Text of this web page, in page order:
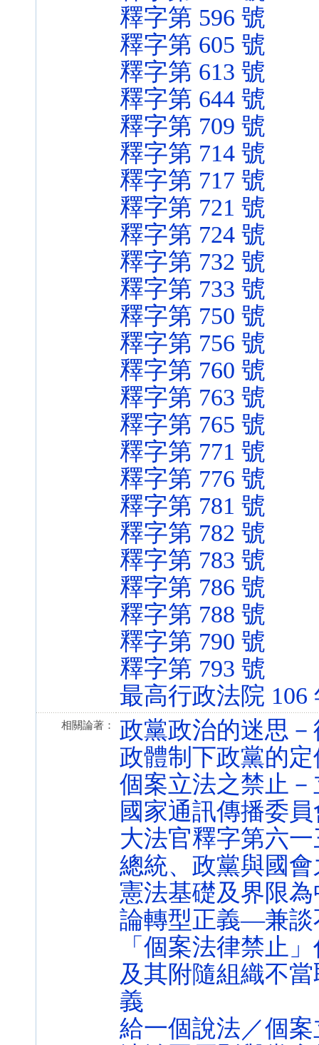
釋字第 596 號
釋字第 605 號
釋字第 613 號
釋字第 644 號
釋字第 709 號
釋字第 714 號
釋字第 717 號
釋字第 721 號
釋字第 724 號
釋字第 732 號
釋字第 733 號
釋字第 750 號
釋字第 756 號
釋字第 760 號
釋字第 763 號
釋字第 765 號
釋字第 771 號
釋字第 776 號
釋字第 781 號
釋字第 782 號
釋字第 783 號
釋字第 786 號
釋字第 788 號
釋字第 790 號
釋字第 793 號
最高行政法院 106
相關論著：
政黨政治的迷思
政體制下政黨的
個案立法之禁止
國家通訊傳播委
大法官釋字第六
總統、政黨與國
憲法基礎及界限
論轉型正義—兼談
「個案法律禁止
及其附隨組織不
義
給一個說法／個